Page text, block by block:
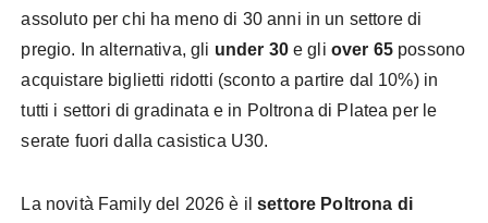
assoluto per chi ha meno di 30 anni in un settore di
pregio. In alternativa, gli under 30e gli over 65 possono
acquistare biglietti ridotti (sconto a partire dal 10%) in
tutti i settori di gradinata e in Poltrona di Platea per le
serate fuori dalla casistica U30.
La novità Family del 2026 è ilsettore Poltrona di